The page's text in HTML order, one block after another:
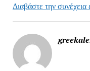
Διαβάστε την